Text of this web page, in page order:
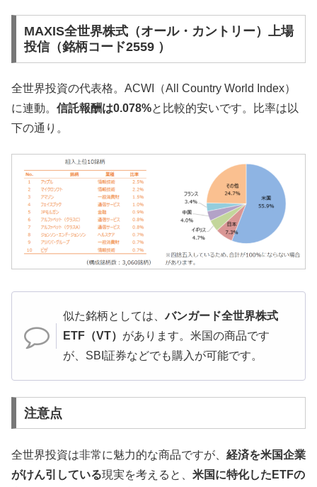
MAXIS全世界株式（オール・カントリー）上場
投信（銘柄コード2559 ）
全世界投資の代表格。ACWI（All Country World Index）
に連動。 信託報酬は0.078%と比較的安いです。比率は以
下の通り。
似た銘柄としては、バンガード全世界株式
ETF（VT） があります。米国の商品です
が、SBI証券などでも購入が可能です。
注意点
全世界投資は非常に魅力的な商品ですが、 経済を米国企業
がけん引している現実を考えると、 米国に特化したETFの